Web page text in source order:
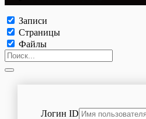
Записи
Страницы
Файлы
Логин ID